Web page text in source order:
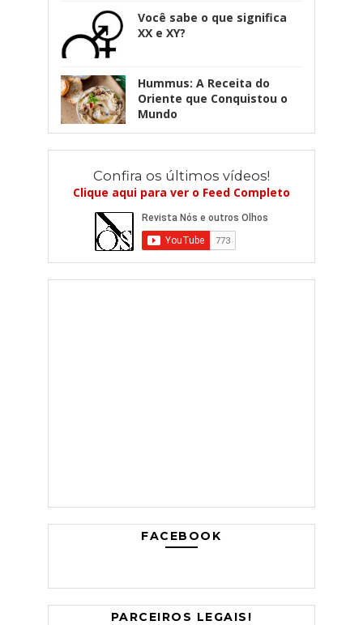
Você sabe o que significa
XX e XY?
Hummus: A Receita do
Oriente que Conquistou o
Mundo
Confira os últimos vídeos!
Clique aqui para ver o Feed Completo
FACEBOOK
PARCEIROS LEGAIS!